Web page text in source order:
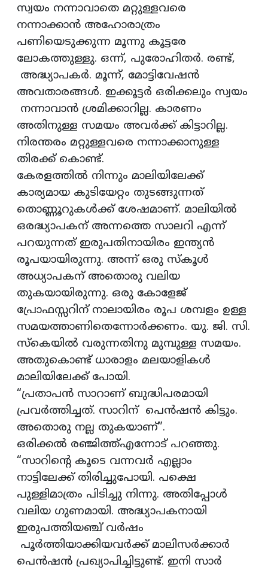
സ്വയം നന്നാവാതെ മറ്റുള്ളവരെ
നന്നാക്കാന്‍ അഹോരാത്രം
പണിയെടുക്കുന്ന മൂന്നു കൂട്ടരേ
ലോകത്തുള്ളു. ഒന്ന്, പുരോഹിതര്‍. രണ്ട്,
അദ്ധ്യാപകര്‍. മൂന്ന്, മോട്ടിവേഷന്‍
അവതാരങ്ങള്‍. ഇക്കൂട്ടര്‍ ഒരിക്കലും സ്വയം
നന്നാവാന്‍ ശ്രമിക്കാറില്ല. കാരണം
അതിനുള്ള സമയം അവര്‍ക്ക് കിട്ടാറില്ല.
നിരന്തരം മറ്റുള്ളവരെ നന്നാക്കാനുള്ള
തിരക്ക് കൊണ്ട്.
കേരളത്തില്‍ നിന്നും മാലിയിലേക്ക്
കാര്യമായ കുടിയേറ്റം തുടങ്ങുന്നത്
തൊണ്ണൂറുകള്‍ക്ക് ശേഷമാണ്. മാലിയില്‍
ഒരദ്ധ്യാപകന് അന്നത്തെ സാലറി എന്ന്
പറയുന്നത് ഇരുപതിനായിരം ഇന്ത്യൻ
രൂപയായിരുന്നു. അന്ന് ഒരു സ്കൂൾ
അധ്യാപകന് അതൊരു വലിയ
തുകയായിരുന്നു. ഒരു കോളേജ്
പ്രോഫസ്സറിന് നാലായിരം രൂപ ശമ്പളം ഉള്ള
സമയത്താണിതെന്നോര്‍ക്കണം. യു. ജി. സി.
സ്കെയിൽ വരുന്നതിനു മുമ്പുള്ള സമയം.
അതുകൊണ്ട് ധാരാളം മലയാളികൾ
മാലിയിലേക്ക് പോയി.
“പ്രതാപന്‍ സാറാണ് ബുദ്ധിപരമായി
പ്രവര്‍ത്തിച്ചത്. സാറിന് പെന്‍ഷന്‍ കിട്ടും.
അതൊരു നല്ല തുകയാണ്”.
ഒരിക്കല്‍ രഞ്ജിത്ത്എന്നോട് പറഞ്ഞു.
“സാറിന്റെ കൂടെ വന്നവര്‍ എല്ലാം
നാട്ടിലേക്ക് തിരിച്ചുപോയി. പക്ഷെ
പുള്ളിമാത്രം പിടിച്ചു നിന്നു. അതിപ്പോള്‍
വലിയ ഗുണമായി. അദ്ധ്യാപകനായി
ഇരുപത്തിയഞ്ച് വര്‍ഷം
പൂര്‍ത്തിയാക്കിയവര്‍ക്ക് മാലിസര്‍ക്കാര്‍
പെന്‍ഷന്‍ പ്രഖ്യാപിച്ചിട്ടുണ്ട്. ഇനി സാര്‍